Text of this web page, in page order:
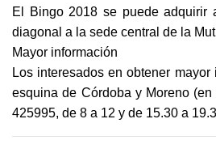
El Bingo 2018 se puede adquirir
diagonal a la sede central de la
Mayor información
Los interesados en obtener
esquina de Córdoba y Moreno
425995, de 8 a 12 y de 15.30 a